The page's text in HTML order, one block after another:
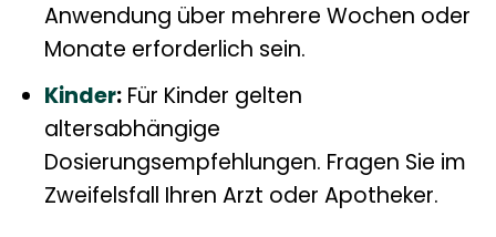
Anwendung über mehrere Wochen oder
Monate erforderlich sein.
Kinder:Für Kinder gelten
altersabhängige
Dosierungsempfehlungen. Fragen Sie im
Zweifelsfall Ihren Arzt oder Apotheker.